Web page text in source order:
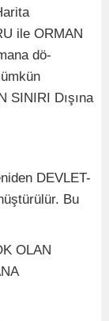
ile ORMAN
dö-
SINIRI Dışına
DEVLET-
Bu
OLAN